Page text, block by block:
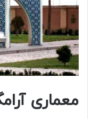
معماری